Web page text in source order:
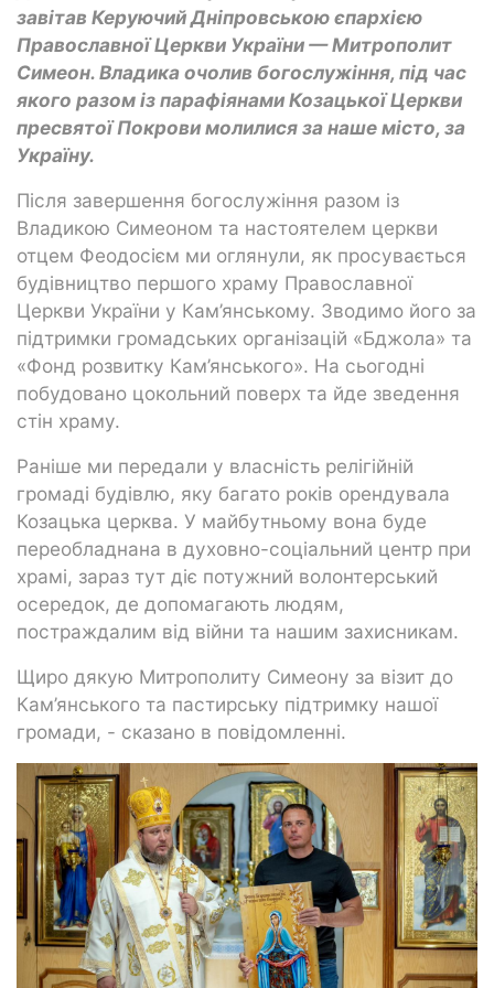
завітав Керуючий Дніпровською єпархією
Православної Церкви України — Митрополит
Симеон. Владика очолив богослужіння, під час
якого разом із парафіянами Козацької Церкви
пресвятої Покрови молилися за наше місто, за
Україну.
Після завершення богослужіння разом із
Владикою Симеоном та настоятелем церкви
отцем Феодосієм ми оглянули, як просувається
будівництво першого храму Православної
Церкви України у Кам’янському. Зводимо його за
підтримки громадських організацій «Бджола» та
«Фонд розвитку Кам’янського». На сьогодні
побудовано цокольний поверх та йде зведення
стін храму.
Раніше ми передали у власність релігійній
громаді будівлю, яку багато років орендувала
Козацька церква. У майбутньому вона буде
переобладнана в духовно-соціальний центр при
храмі, зараз тут діє потужний волонтерський
осередок, де допомагають людям,
постраждалим від війни та нашим захисникам.
Щиро дякую Митрополиту Симеону за візит до
Кам’янського та пастирську підтримку нашої
громади, - сказано в повідомленні.